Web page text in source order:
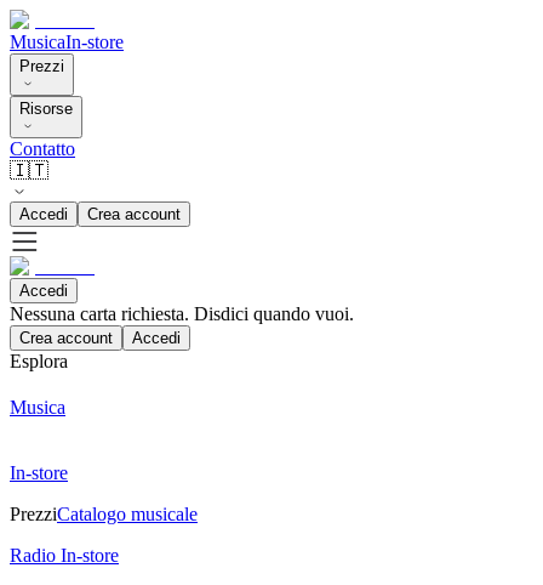
MusicaIn-store
Prezzi
Risorse
Contatto
🇮🇹
Accedi Crea account
Accedi
Nessuna carta richiesta. Disdici quando vuoi.
Crea account Accedi
Esplora
Musica
In-store
PrezziCatalogo musicale
Radio In-store